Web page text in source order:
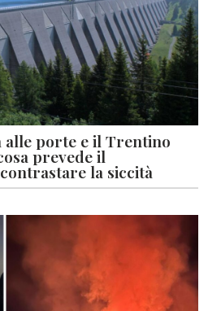
alle porte e il Trentino
prevede il
la siccità